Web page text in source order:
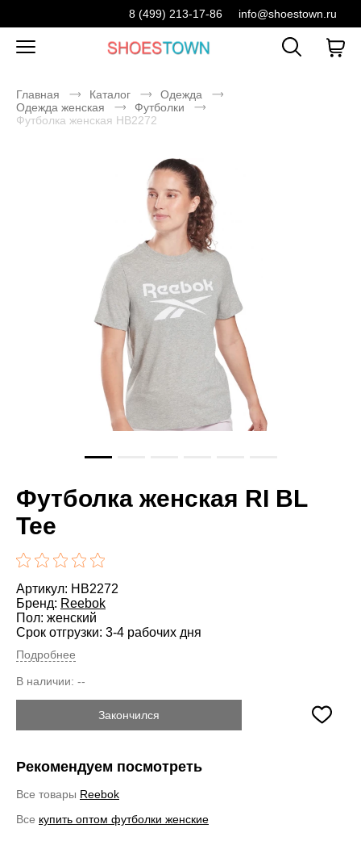
8 (499) 213-17-86 info@shoestown.ru
Главная Каталог
Одежда
Одежда женская
Футболки
Футболка женская HB2272
Футболка женская RI BL
Tee
Артикул: HB2272
Бренд: Reebok
Пол: женский
Срок отгрузки: 3-4 рабочих дня
Подробнее
В наличии: --
Закончился
Рекомендуем посмотреть
Все товары Reebok
Все купить оптом футболки женские